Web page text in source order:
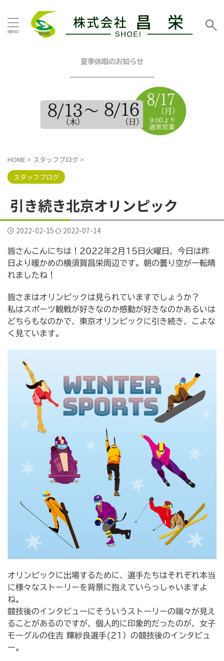
タグ
グリーン グレー シーリング工事
トイレリフォーム
ピンク ブラウン ブルー ベージュ
口コミ 外壁塗装工事
戸建塗装 施工事例
横浜市金沢区 横須賀市 横須賀市ハイランド
横須賀市三春町 横須賀市久里浜
横須賀市公郷町 横須賀市大矢部 横須賀市岩戸
横須賀市平作 横須賀市森崎 横須賀市武
横須賀市野比 横須賀市長沢 評判 逗子葉山
夏季休暇のお知らせ
━━━━━━━━━━━━
HOME > スタッフブログ >
スタッフブログ
引き続き北京オリンピック
2022-02-15 2022-07-14
皆さんこんにちは！2022年2月15日火曜日、今日は昨
日より暖かめの横須賀昌栄周辺です。朝の曇り空が一転晴
れましたね！
皆さまはオリンピックは見られていますでしょうか？
私はスポーツ観戦が好きなのか感動が好きなのかあるいは
どちらもなのかで、東京オリンピックに引き続き、こよな
く見ています。
オリンピックに出場するために、選手たちはそれぞれ本当
に様々なストーリーを背景に抱えていらっしゃいますよ
ね。
競技後のインタビューにそういうストーリーの端々が見え
ることがあるのですが、個人的に印象的だったのが、女子
モーグルの住吉 輝紗良選手(21）の競技後のインタビュ
ー。